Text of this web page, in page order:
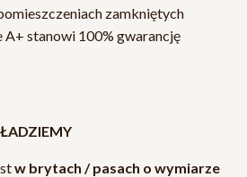
zamkniętych
A+ stanowi 100% gwarancję
w brytach / pasach o wymiarze